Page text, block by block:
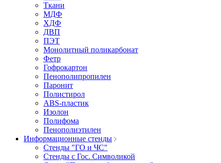
Ткани
МДФ
ХДФ
ДВП
ПЭТ
Монолитный поликарбонат
Фетр
Гофрокартон
Пенополипропилен
Паронит
Полистирол
ABS-пластик
Изолон
Полифома
Пенополиэтилен
Информационные стенды
Стенды "ГО и ЧС"
Стенды с Гос. Символикой